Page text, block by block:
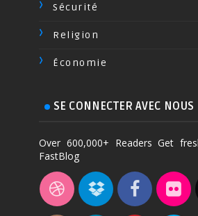
Sécurité
Religion
Économie
SE CONNECTER AVEC NOUS
Over 600,000+ Readers Get
FastBlog